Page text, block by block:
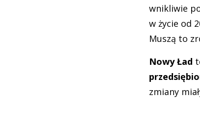
wnikliwie
w życie od
Muszą to
Nowy Ład
zmiany